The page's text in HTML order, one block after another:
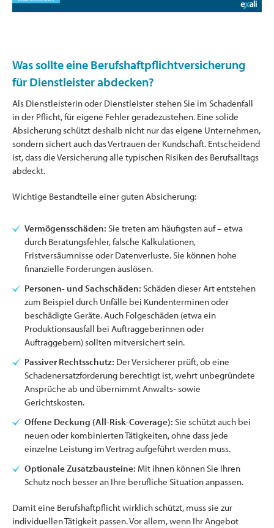
Was sollte eine Berufshaftpflichtversicherung
für Dienstleister abdecken?
Als Dienstleisterin oder Dienstleister stehen Sie im Schadenfall
in der Pflicht, für eigene Fehler geradezustehen. Eine solide
Absicherung schützt deshalb nicht nur das eigene Unternehmen,
sondern sichert auch das Vertrauen der Kundschaft. Entscheidend
ist, dass die Versicherung alle typischen Risiken des Berufsalltags
abdeckt.
Wichtige Bestandteile einer guten Absicherung:
Vermögensschäden: Sie treten am häufigsten auf – etwa
durch Beratungsfehler, falsche Kalkulationen,
Fristversäumnisse oder Datenverluste. Sie können hohe
finanzielle Forderungen auslösen.
Personen- und Sachschäden: Schäden dieser Art entstehen
zum Beispiel durch Unfälle bei Kundenterminen oder
beschädigte Geräte. Auch Folgeschäden (etwa ein
Produktionsausfall bei Auftraggeberinnen oder
Auftraggebern) sollten mitversichert sein.
Passiver Rechtsschutz: Der Versicherer prüft, ob eine
Schadenersatzforderung berechtigt ist, wehrt unbegründete
Ansprüche ab und übernimmt Anwalts- sowie
Gerichtskosten.
Offene Deckung (All-Risk-Coverage): Sie schützt auch bei
neuen oder kombinierten Tätigkeiten, ohne dass jede
einzelne Leistung im Vertrag aufgeführt werden muss.
Optionale Zusatzbausteine: Mit ihnen können Sie Ihren
Schutz noch besser an Ihre berufliche Situation anpassen.
Damit eine Berufshaftpflicht wirklich schützt, muss sie zur
individuellen Tätigkeit passen. Vor allem, wenn Ihr Angebot